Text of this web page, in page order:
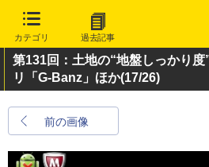
カテゴリ 過去記事
第131回：土地の“地盤しっかり
リ「G-Banz」ほか(17/26)
前の画像